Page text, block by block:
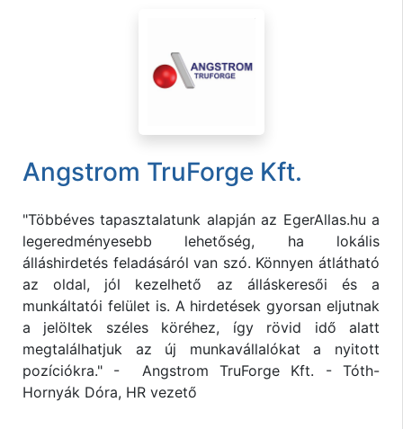
Angstrom TruForge Kft.
"Többéves tapasztalatunk alapján az EgerAllas.hu a
legeredményesebb lehetőség, ha lokális
álláshirdetés feladásáról van szó. Könnyen átlátható
az oldal, jól kezelhető az álláskeresői és a
munkáltatói felület is. A hirdetések gyorsan eljutnak
a jelöltek széles köréhez, így rövid idő alatt
megtalálhatjuk az új munkavállalókat a nyitott
pozíciókra." - Angstrom TruForge Kft. - Tóth-
Hornyák Dóra, HR vezető